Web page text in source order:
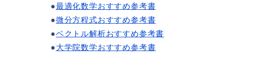
●最適化数学おすすめ参考書
●微分方程式おすすめ参考書
●ベクトル解析おすすめ参考書
●大学院数学おすすめ参考書